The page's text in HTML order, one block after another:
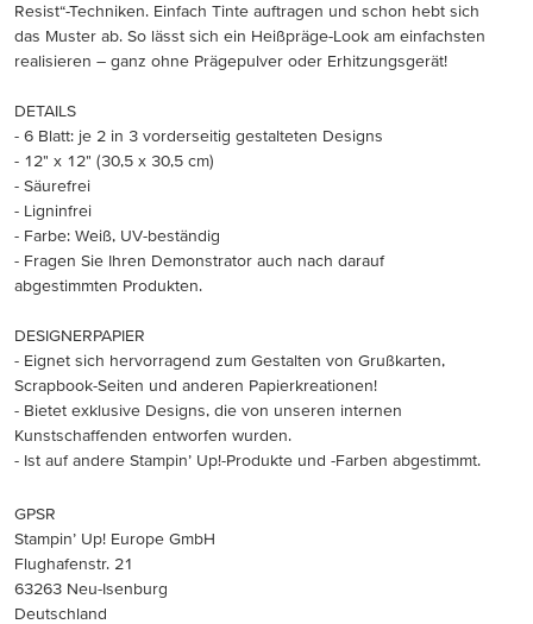
Resist“-Techniken. Einfach Tinte auftragen und schon hebt sich
das Muster ab. So lässt sich ein Heißpräge-Look am einfachsten
realisieren – ganz ohne Prägepulver oder Erhitzungsgerät!
DETAILS
- 6 Blatt: je 2 in 3 vorderseitig gestalteten Designs
- 12" x 12" (30,5 x 30,5 cm)
- Säurefrei
- Ligninfrei
- Farbe: Weiß, UV-beständig
- Fragen Sie Ihren Demonstrator auch nach darauf
abgestimmten Produkten.
DESIGNERPAPIER
- Eignet sich hervorragend zum Gestalten von Grußkarten,
Scrapbook-Seiten und anderen Papierkreationen!
- Bietet exklusive Designs, die von unseren internen
Kunstschaffenden entworfen wurden.
- Ist auf andere Stampin’ Up!-Produkte und -Farben abgestimmt.
GPSR
Stampin’ Up! Europe GmbH
Flughafenstr. 21
63263 Neu-Isenburg
Deutschland